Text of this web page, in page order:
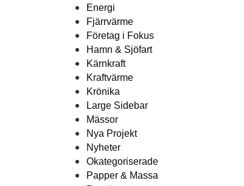
Energi
Fjärrvärme
Företag i Fokus
Hamn & Sjöfart
Kärnkraft
Kraftvärme
Krönika
Large Sidebar
Mässor
Nya Projekt
Nyheter
Okategoriserade
Papper & Massa